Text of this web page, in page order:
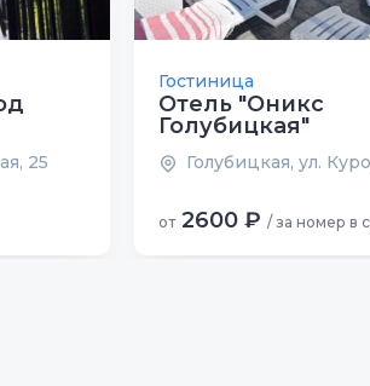
25
Гостиница
Отель "Оникс
Голубицкая"
Голубицкая, ул.
от 2600 ₽ / за номер в